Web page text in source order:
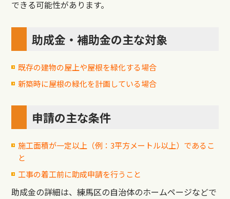
できる可能性があります。
助成金・補助金の主な対象
既存の建物の屋上や屋根を緑化する場合
新築時に屋根の緑化を計画している場合
申請の主な条件
施工面積が一定以上（例：3平方メートル以上）であるこ
と
工事の着工前に助成申請を行うこと
助成金の詳細は、練馬区の自治体のホームページなどで